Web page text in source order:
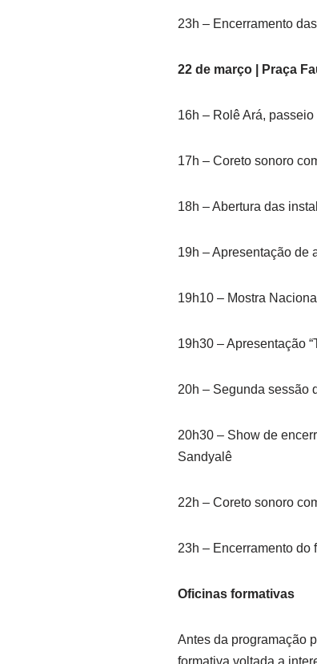
23h – Encerramento
22 de março | Praça
16h – Rolê Ará,
17h – Coreto sonoro
18h – Abertura das
19h – Apresentação de
19h10 – Mostra
19h30 – Apresentação
20h – Segunda sessão
20h30 – Show de
Sandyalê
22h – Coreto sonoro
23h – Encerramento do
Oficinas formativas
Antes da programação
formativa voltada a